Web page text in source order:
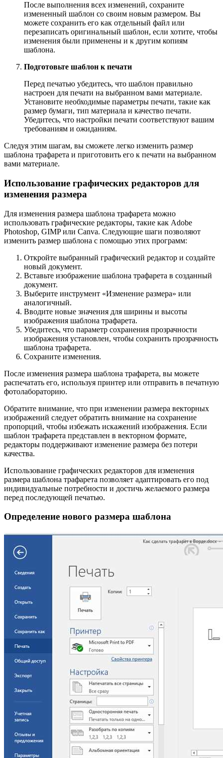
После выполнения всех изменений, сохраните
измененный шаблон со своим новым размером. Вы
можете сохранить его как отдельный файл или
перезаписать оригинальный шаблон, если хотите, чтобы
изменения были применены и к другим копиям
шаблона.
Подготовьте шаблон к печати
Перед печатью убедитесь, что шаблон правильно
настроен для печати на выбранном вами материале.
Установите необходимые параметры печати, такие как
размер бумаги, тип материала и качество печати.
Убедитесь, что настройки печати соответствуют вашим
требованиям и ожиданиям.
Следуя этим шагам, вы сможете легко изменить размер
шаблона трафарета и приготовить его к печати на выбранном
вами материале.
Использование графических редакторов для
изменения размера
Для изменения размера шаблона трафарета можно
использовать графические редакторы, такие как Adobe
Photoshop, GIMP или Canva. Следующие шаги позволяют
изменить размер шаблона с помощью этих программ:
Откройте выбранный графический редактор и создайте
новый документ.
Вставьте изображение шаблона трафарета в созданный
документ.
Выберите инструмент «Изменение размера» или
аналогичный.
Вводите новые значения для ширины и высоты
изображения шаблона трафарета.
Убедитесь, что параметр сохранения прозрачности
изображения установлен, чтобы сохранить прозрачность
шаблона трафарета.
Сохраните изменения.
После изменения размера шаблона трафарета, вы можете
распечатать его, используя принтер или отправить в печатную
фотолабораторию.
Обратите внимание, что при изменении размера векторных
изображений следует обратить внимание на сохранение
пропорций, чтобы избежать искажений изображения. Если
шаблон трафарета представлен в векторном формате,
редакторы поддерживают изменение размера без потери
качества.
Использование графических редакторов для изменения
размера шаблона трафарета позволяет адаптировать его под
индивидуальные потребности и достичь желаемого размера
перед последующей печатью.
Определение нового размера шаблона